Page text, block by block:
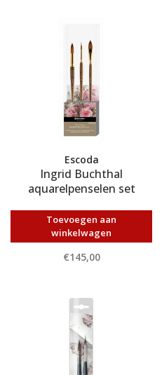
Escoda
Ingrid Buchthal
aquarelpenselen set
Toevoegen aan
winkelwagen
€145,00